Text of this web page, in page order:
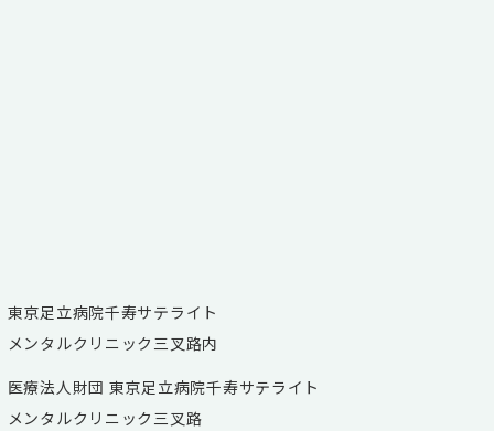
東京足立病院千寿サテライト
メンタルクリニック三叉路内
医療法人財団 東京足立病院千寿サテライト
メンタルクリニック三叉路